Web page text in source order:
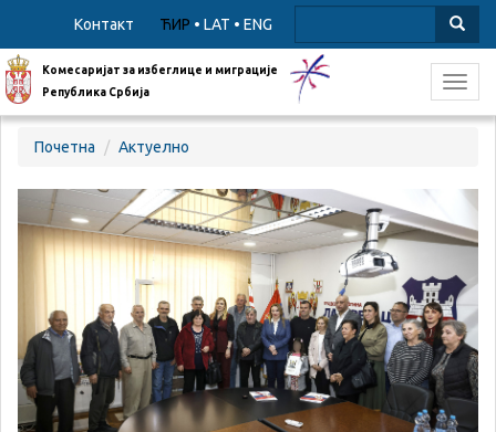
Контакт ЋИР • LAT • ENG
Комесаријат за избеглице и миграције
Република Србија
Почетна Актуелно